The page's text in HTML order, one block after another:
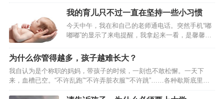
像蜜蜂或蚂蚁那样。因为一个由没有个人独特性和个人目标的标准化的
说，能在3~10岁这个阶段内完成分床就可以了。 如
何很好的过度让孩子分床睡？ 有的孩子就是性格比
较独立一点，适应性强，4岁分床就很顺利，1周就
搞定； 而有的孩子就是喜欢粘着父母，8岁了还不肯
分床。这都是正常的，没必要为了分床让孩子整天
哭哭啼啼，跟生死离别似的。给孩子点时间，慢慢
我的育儿只不过一直在坚持一些小习惯
今天中午，我在和自己的老师通电话。突然手机“嘟
嘟嘟”的显示了来电提醒，我拿起来一看，是馨馨的
我的电话，莫非有什么重要的事情？我于是赶紧挂
了老师的电话，并立马拨通了馨馨班主任的电话。
要知道，现在对于我来说，千事万事都没有比儿女
们学习来得更重要的事情了。只听那边班主任很快
的向我阐明了打电话的原因，由于明天下午学校开
为什么你管得越多，孩子越难长大？
我自认为是个称职的妈妈，带孩子的时候，一刻也不敢松懈。一天下
来，血槽已空。“不许乱跑”“不许弄脏衣服”“不许跳”……各种歇斯底里荡
漾在屋子里，嗓子都喊哑了。 好不容易把孩子哄睡着了，夜里的我也不